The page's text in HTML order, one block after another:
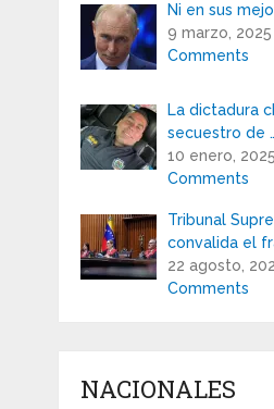
Ni en sus
9 marzo, 2025
Comments
La dictadura
secuestro de
10 enero, 2025
Comments
Tribunal
convalida el
22 agosto,
Comments
NACIONALES